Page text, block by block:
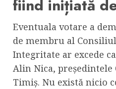
fiind inițiată
Eventuala votare a
de membru al
Integritate ar excede
Alin Nica,
Timiș. Nu există nicio